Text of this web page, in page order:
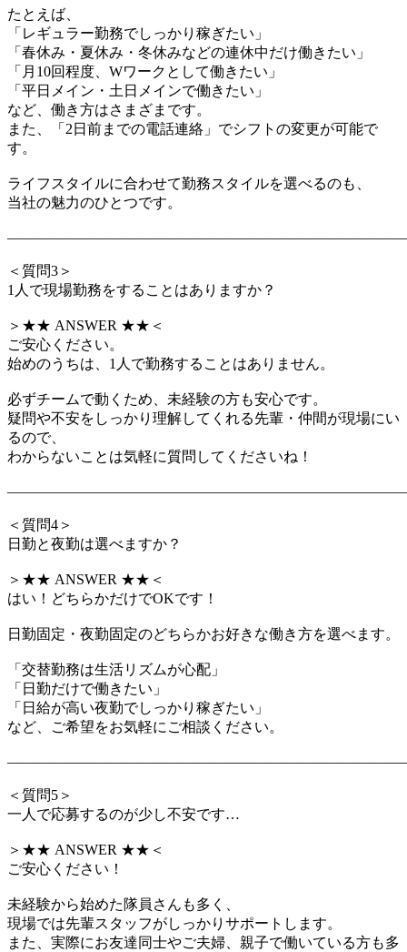
たとえば、
「レギュラー勤務でしっかり稼ぎたい」
「春休み・夏休み・冬休みなどの連休中だけ働きたい」
「月10回程度、Wワークとして働きたい」
「平日メイン・土日メインで働きたい」
など、働き方はさまざまです。
また、「2日前までの電話連絡」でシフトの変更が可能で
す。
ライフスタイルに合わせて勤務スタイルを選べるのも、
当社の魅力のひとつです。
＜質問3＞
1人で現場勤務をすることはありますか？
＞★★ ANSWER ★★＜
ご安心ください。
始めのうちは、1人で勤務することはありません。
必ずチームで動くため、未経験の方も安心です。
疑問や不安をしっかり理解してくれる先輩・仲間が現場にい
るので、
わからないことは気軽に質問してくださいね！
＜質問4＞
日勤と夜勤は選べますか？
＞★★ ANSWER ★★＜
はい！どちらかだけでOKです！
日勤固定・夜勤固定のどちらかお好きな働き方を選べます。
「交替勤務は生活リズムが心配」
「日勤だけで働きたい」
「日給が高い夜勤でしっかり稼ぎたい」
など、ご希望をお気軽にご相談ください。
＜質問5＞
一人で応募するのが少し不安です…
＞★★ ANSWER ★★＜
ご安心ください！
未経験から始めた隊員さんも多く、
現場では先輩スタッフがしっかりサポートします。
また、実際にお友達同士やご夫婦、親子で働いている方も多